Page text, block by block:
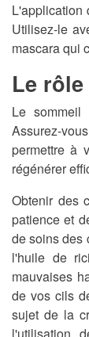
L'application
Utilisez-le
mascara qui
Le
Le
Assurez-
permettre à
régénérer
Obtenir des
patience et
de soins des
l'huile de
mauvaises
de vos cils
sujet de la